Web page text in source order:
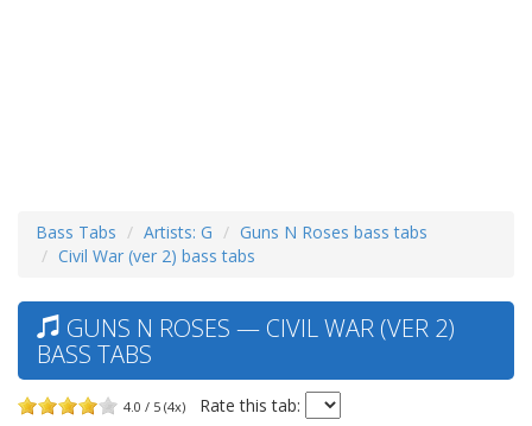
Bass Tabs Artists: G
Guns N Roses bass tabs
Civil War (ver 2) bass tabs
GUNS N ROSES — CIVIL WAR (VER 2)
BASS TABS
4.0 / 5 (4x) Rate this tab: